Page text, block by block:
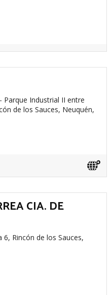
Parque Industrial II entre
de los Sauces, Neuquén,
CIA. DE
6, Rincón de los Sauces,